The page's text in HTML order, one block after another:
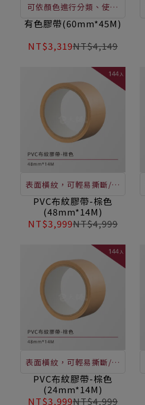
可依顏色進行分類、使用
範圍廣，包裝封口、封箱
箱、辨識封箱、產品編
碼、手工藝創作等。
有色膠帶(60mm*45M)
NT$3,319NT$4,149
表面橫紋，可輕易撕斷/抗
拉耐磨/不易斷裂/黏性佳/
不殘膠/表面油性筆書寫或
標註
PVC布紋膠帶-棕色
(48mm*14M)
NT$3,999NT$4,999
表面橫紋，可輕易撕斷/抗
拉耐磨/不易斷裂/黏性佳/
不殘膠/表面油性筆書寫或
PVC布紋膠帶-棕色
(24mm*14M)
NT$3,999NT$4,999